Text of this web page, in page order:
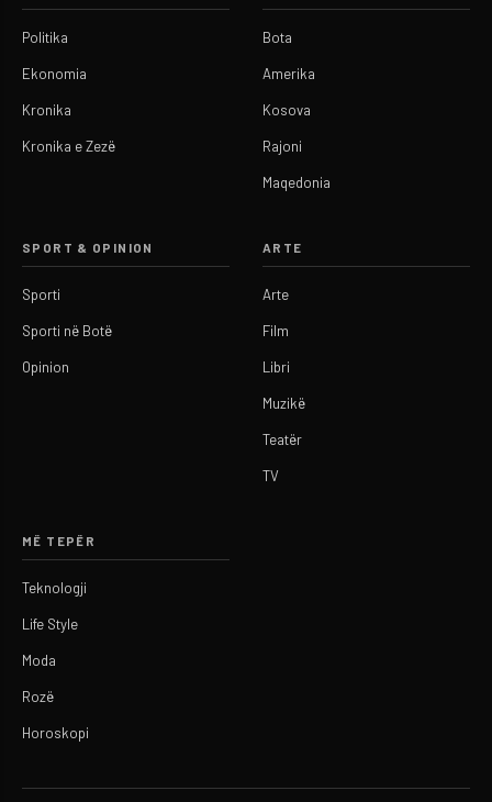
Politika
Ekonomia
Kronika
Kronika e Zezë
Bota
Amerika
Kosova
Rajoni
Maqedonia
SPORT & OPINION
Sporti
Sporti në Botë
Opinion
ARTE
Arte
Film
Libri
Muzikë
Teatër
TV
MË TEPËR
Teknologji
Life Style
Moda
Rozë
Horoskopi